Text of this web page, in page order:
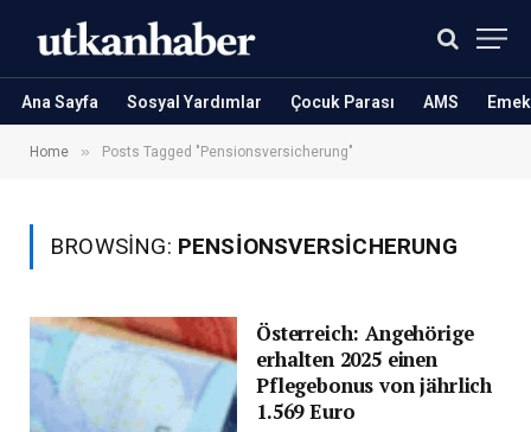
Ana Sayfa Sosyal Yardımlar Çocuk Parası AMS
Home » Posts Tagged "Pensionsversicherung"
BROWSING: PENSIONSVERSICHERUNG
Österreich: Angehörige
erhalten 2025 einen
Pflegebonus von jährlich
1.569 Euro